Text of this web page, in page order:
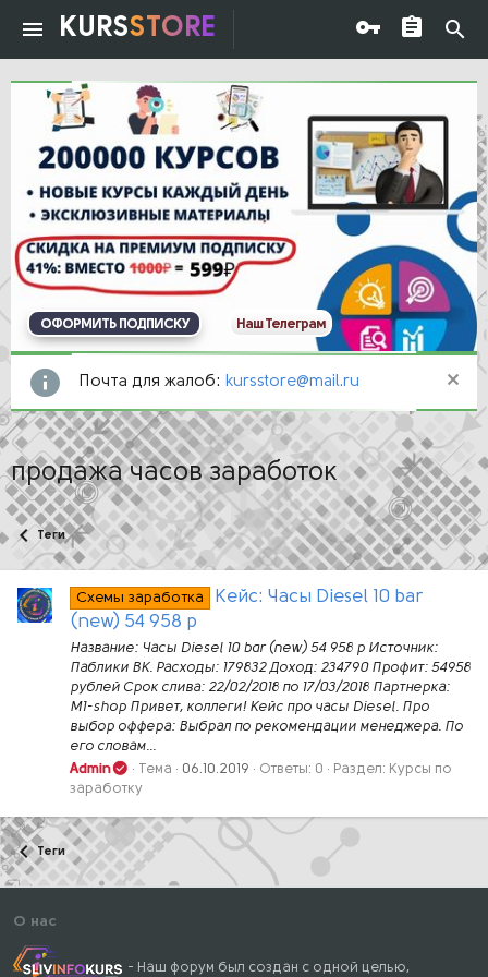
KURSSTORE
ОФОРМИТЬ ПОДПИСКУ Наш Телеграм
Почта для жалоб: kursstore@mail.ru
продажа часов заработок
Теги
Схемы заработка
Кейс: Часы Diesel 10 bar
(new) 54 958 р
Название: Часы Diesel 10 bar (new) 54 958 р Источник:
Паблики ВК. Расходы: 179832 Доход: 234790 Профит: 54958
рублей Срок слива: 22/02/2018 по 17/03/2018 Партнерка:
M1-shop Привет, коллеги! Кейс про часы Diesel. Про
выбор оффера: Выбрал по рекомендации менеджера. По
его словам...
Admin
Тема 06.10.2019 Ответы: 0 Раздел: Курсы по
заработку
Теги
О нас
- Наш форум был создан с одной целью,